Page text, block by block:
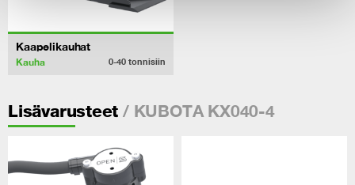
Kaapelikauhat
Kauha 0-40 tonnisiin
Lisävarusteet / KUBOTA KX040-4